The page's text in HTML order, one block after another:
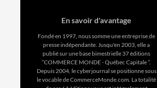
En savoir d'avantage
Fondé en 1997, nous somme une entreprise de
presse indépendante. Jusqu'en 2003, elle a
publié sur une base bimestrielle 37 éditions
“COMMERCE MONDE - Québec Capitale ”.
Depuis 2004, le cyberjournal se positionne sous
le vocable de CommerceMonde.com. La totalité